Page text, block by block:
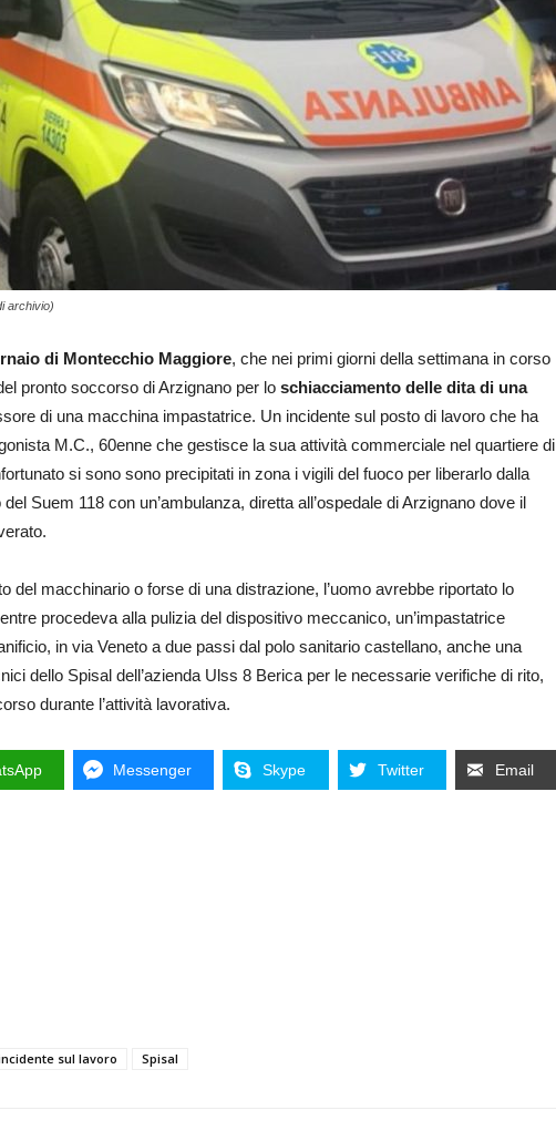
archivio)
di Montecchio Maggiore, che nei primi giorni della settimana in corso
pronto soccorso di Arzignano per lo schiacciamento delle dita di una
di una macchina impastatrice. Un incidente sul posto di lavoro che ha
M.C., 60enne che gestisce la sua attività commerciale nel quartiere di
si sono sono precipitati in zona i vigili del fuoco per liberarlo dalla
Suem 118 con un’ambulanza, diretta all’ospedale di Arzignano dove il
del macchinario o forse di una distrazione, l’uomo avrebbe riportato lo
procedeva alla pulizia del dispositivo meccanico, un’impastatrice
in via Veneto a due passi dal polo sanitario castellano, anche una
dello Spisal dell’azienda Ulss 8 Berica per le necessarie verifiche di rito,
durante l’attività lavorativa.
Messenger Skype Twitter Email
sul lavoro Spisal